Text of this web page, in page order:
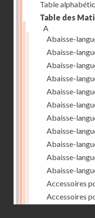
Table
Table des
A
Abaisse-
Abaisse-
Abaisse-
Abaisse-
Abaisse-
Abaisse-
Abaisse-
Abaisse-
Abaisse-
Abaisse-
Abaisse-
Accessoires
Accessoires